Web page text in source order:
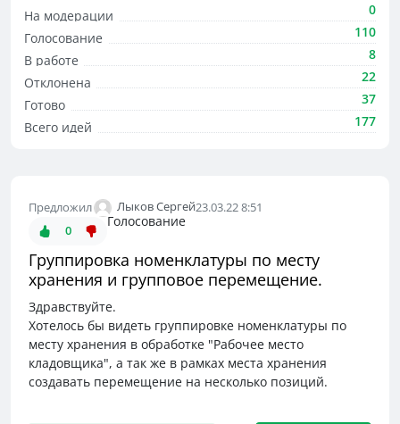
На модерации
0
Голосование
110
В работе
8
Отклонена
22
Готово
37
Всего идей
177
Предложил Лыков Сергей23.03.22 8:51
0
Голосование
Группировка номенклатуры по месту
хранения и групповое перемещение.
Здравствуйте.
Хотелось бы видеть группировке номенклатуры по
месту хранения в обработке "Рабочее место
кладовщика", а так же в рамках места хранения
создавать перемещение на несколько позиций.